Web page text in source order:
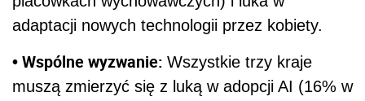
adaptacji nowych technologii przez kobiety.
• Wspólne wyzwanie: Wszystkie trzy kraje
muszą zmierzyć się z luką w adopcji AI (16% w